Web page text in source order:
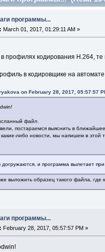
программы...
March 01, 2017, 01:29:11 AM »
профилях кодирования H.264,
в кодировщике на
on February 28, 2017, 05:57:57
файл.
постараемся выяснить в
какие-либо новости, мы напишем в этой
и программа вылетает
выложить образец такого файла, где
программы...
February 28, 2017, 05:57:57 PM »